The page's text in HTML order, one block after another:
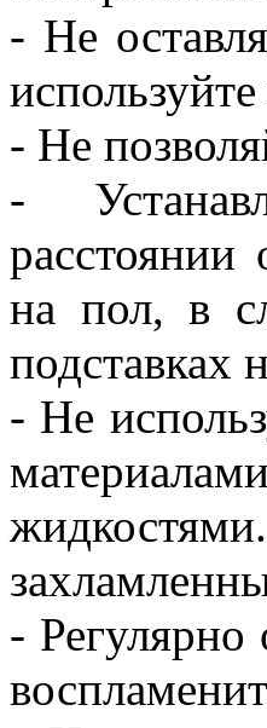
- Не
- Не
-
расстоянии
на пол, в
подставках
- Не
жидкостями.
-